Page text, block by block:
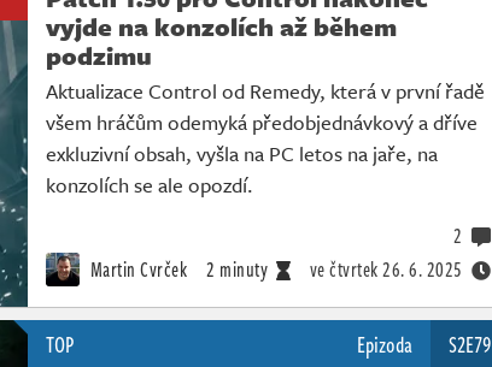
vyjde na konzolích až během
podzimu
Aktualizace Control od Remedy, která v první řadě
všem hráčům odemyká předobjednávkový a dříve
exkluzivní obsah, vyšla na PC letos na jaře, na
konzolích se ale opozdí.
Martin Cvrček 2 minuty ve čtvrtek26. 6. 2025
2
TOP Epizoda S2E79